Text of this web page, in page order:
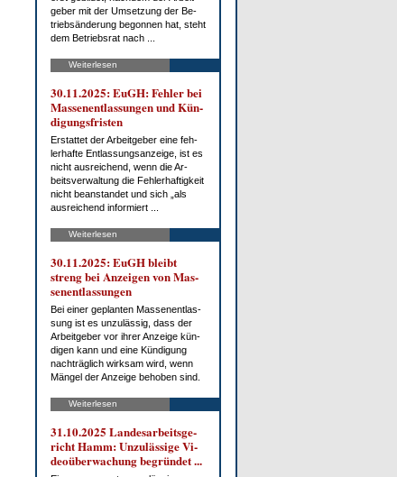
ge­ber mit der Um­set­zung der Be­
trieb­s­än­de­rung be­gon­nen hat, steht
dem Be­triebs­rat nach ...
Weiterlesen
30.11.2025: EuGH: Feh­ler bei
Mas­sen­ent­las­sun­gen und Kün­
di­gungs­fris­ten
Er­stat­tet der Ar­beit­ge­ber ei­ne feh­
ler­haf­te Ent­las­sungs­an­zei­ge, ist es
nicht aus­rei­chend, wenn die Ar­
beits­ver­wal­tung die Feh­ler­haf­tig­keit
nicht be­an­stan­det und sich „als
aus­rei­chend in­for­miert ...
Weiterlesen
30.11.2025: EuGH bleibt
streng bei An­zei­gen von Mas­
sen­ent­las­sun­gen
Bei ei­ner ge­plan­ten Mas­sen­ent­las­
sung ist es un­zu­läs­sig, dass der
Ar­beit­ge­ber vor ih­rer An­zei­ge kün­
di­gen kann und ei­ne Kün­di­gung
nach­träg­lich wirk­sam wird, wenn
Män­gel der An­zei­ge be­ho­ben sind.
Weiterlesen
31.10.2025 Lan­des­ar­beits­ge­
richt Hamm: Un­zu­läs­si­ge Vi­
deo­über­wa­chung be­grün­det ...